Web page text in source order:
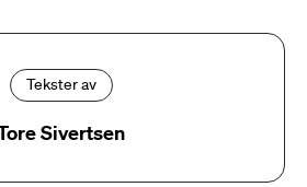
Tekster av
Sivertsen